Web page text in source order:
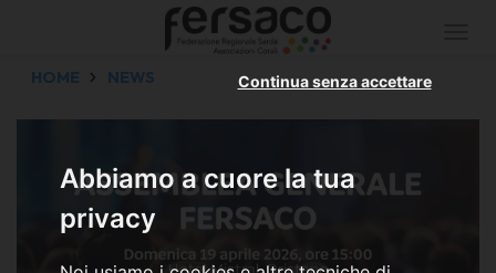
Abbiamo a cuore la tua
privacy
Continua senza accettare
HOME NEWS